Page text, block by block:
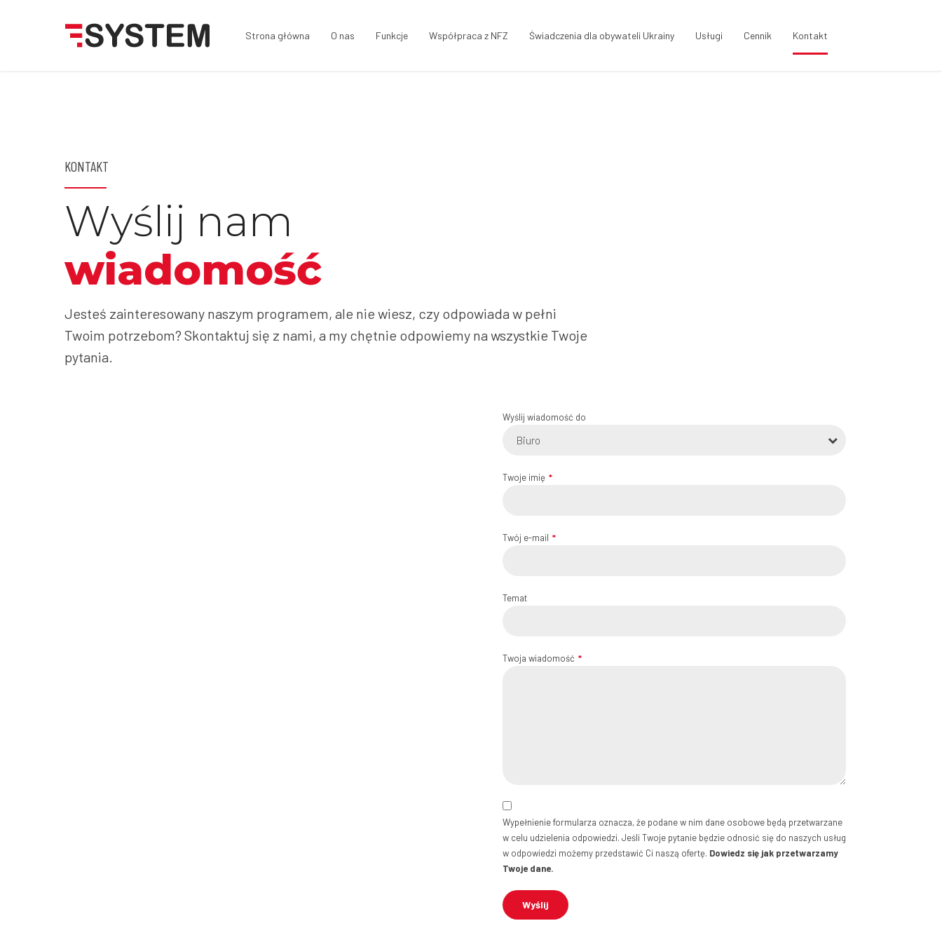
Strona główna O nas Funkcje Współpraca z NFZ Świadczenia dla obywateli Ukrainy Usługi Cennik Kontakt
KONTAKT
Wyślij nam
wiadomość
Jesteś zainteresowany naszym programem, ale nie wiesz, czy odpowiada w pełni
Twoim potrzebom? Skontaktuj się z nami, a my chętnie odpowiemy na wszystkie Twoje
pytania.
Wyślij wiadomość do
Biuro
Twoje imię
Twój e-mail
Temat
Twoja wiadomość
Wypełnienie formularza oznacza, że podane w nim dane osobowe będą przetwarzane
w celu udzielenia odpowiedzi. Jeśli Twoje pytanie będzie odnosić się do naszych usług
w odpowiedzi możemy przedstawić Ci naszą ofertę. Dowiedz się jak przetwarzamy
Twoje dane.